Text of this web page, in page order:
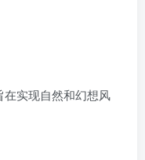
在实现自然和幻想风